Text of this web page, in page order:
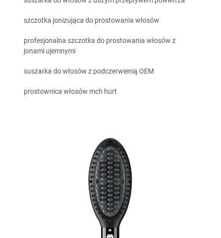
szczotka jonizująca do prostowania włosów
profesjonalna szczotka do prostowania włosów z
jonami ujemnymi
suszarka do włosów z podczerwienią OEM
prostownica włosów mch hurt